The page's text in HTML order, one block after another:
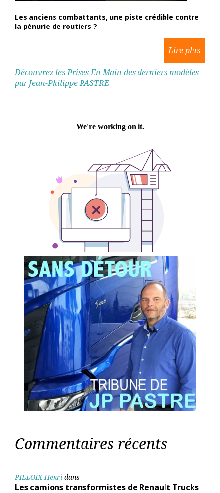
Les anciens combattants, une piste crédible contre
la pénurie de routiers ?
Découvrez les Prises En Main des derniers modèles
par Jean-Philippe PASTRE
Commentaires récents
PILLOIX Henri dans
Les camions transformistes de Renault Trucks